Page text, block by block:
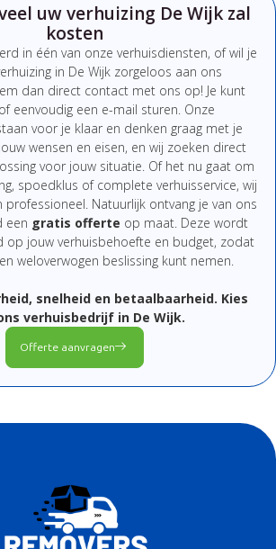
uw verhuizing De Wijk zal
kosten
in één van onze verhuisdiensten, ofwil je
in De Wijk zorgeloos aan ons
dan direct contact met ons op! Je kunt
of eenvoudig een e-mail sturen. Onze
voor je klaar en denken graag met je
jouw wensen en eisen, en wij zoeken direct
voor jouw situatie. Of het nu gaat om
spoedklus of complete verhuisservice, wij
professioneel. Natuurlijk ontvang je van ons
een gratis offerte op maat. Deze wordt
op jouw verhuisbehoefte en budget, zodat
weloverwogen beslissing kunt nemen.
snelheid en betaalbaarheid. Kies
verhuisbedrijf in De Wijk.
Offerte aanvragen